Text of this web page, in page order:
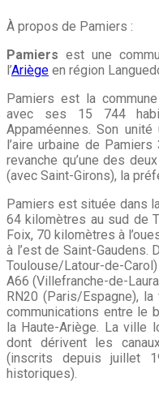
À propos de Pamiers :
Pamiers est une
l’Ariège en région
Pamiers est la
avec ses 15 744
Appaméennes. Son
l’aire urbaine de
revanche qu’une des
(avec Saint-Girons), la
Pamiers est située dans
64 kilomètres au sud de
Foix, 70 kilomètres à
à l’est de Saint-Gaudens.
Toulouse/Latour-de-
A66 (Villefranche-de-
RN20 (Paris/Espagne),
communications entre le
la Haute-Ariège. La ville
dont dérivent les
(inscrits depuis juillet
historiques).